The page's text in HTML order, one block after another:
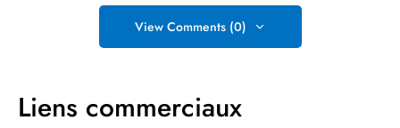
View Comments (0)
Liens commerciaux